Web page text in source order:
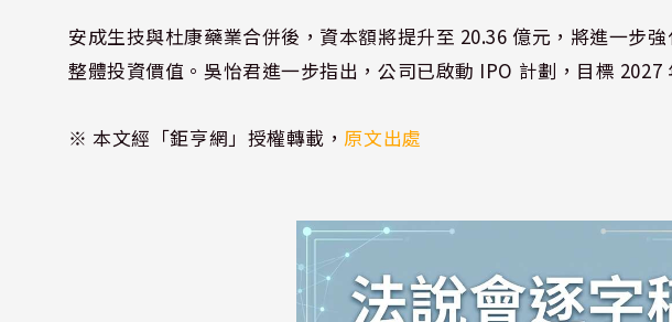
安成生技與杜康藥業合併後，資本額將提升至 20.36 億元，將進一步
整體投資價值。吳怡君進一步指出，公司已啟動 IPO 計劃，目標 2027
※ 本文經「鉅亨網」授權轉載，原文出處